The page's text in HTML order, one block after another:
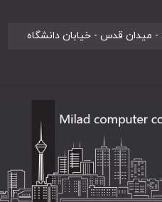
- میدان قدس - خیابان دانشگاه